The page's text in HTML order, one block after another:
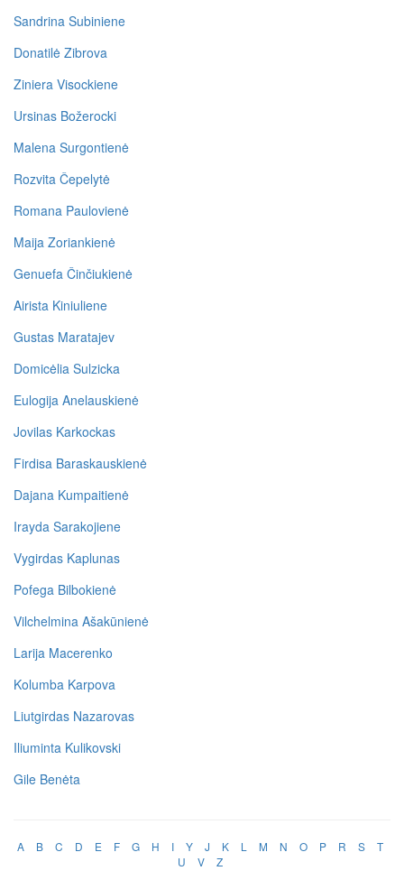
Sandrina Subiniene
Donatilė Zibrova
Ziniera Visockiene
Ursinas Božerocki
Malena Surgontienė
Rozvita Čepelytė
Romana Paulovienė
Maija Zoriankienė
Genuefa Činčiukienė
Airista Kiniuliene
Gustas Maratajev
Domicėlia Sulzicka
Eulogija Anelauskienė
Jovilas Karkockas
Firdisa Baraskauskienė
Dajana Kumpaitienė
Irayda Sarakojiene
Vygirdas Kaplunas
Pofega Bilbokienė
Vilchelmina Ašakūnienė
Larija Macerenko
Kolumba Karpova
Liutgirdas Nazarovas
Iliuminta Kulikovski
Gile Benėta
A B C D E F G H I Y J K L M N O P R S
T
U
V Z